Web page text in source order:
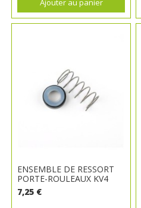
Ajouter au panier
ENSEMBLE DE RESSORT
PORTE-ROULEAUX KV4
7,25 €